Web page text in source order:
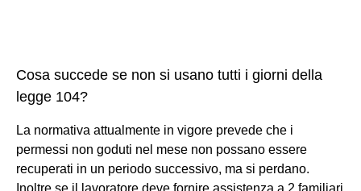
Cosa succede se non si usano tutti i giorni della
legge 104?
La normativa attualmente in vigore prevede che i
permessi non goduti nel mese non possano essere
recuperati in un periodo successivo, ma si perdano.
Inoltre se il lavoratore deve fornire assistenza a 2 familiari